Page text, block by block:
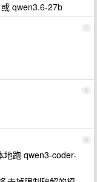
qwen3.6-27b
7
8
9
地跑 qwen3-coder-